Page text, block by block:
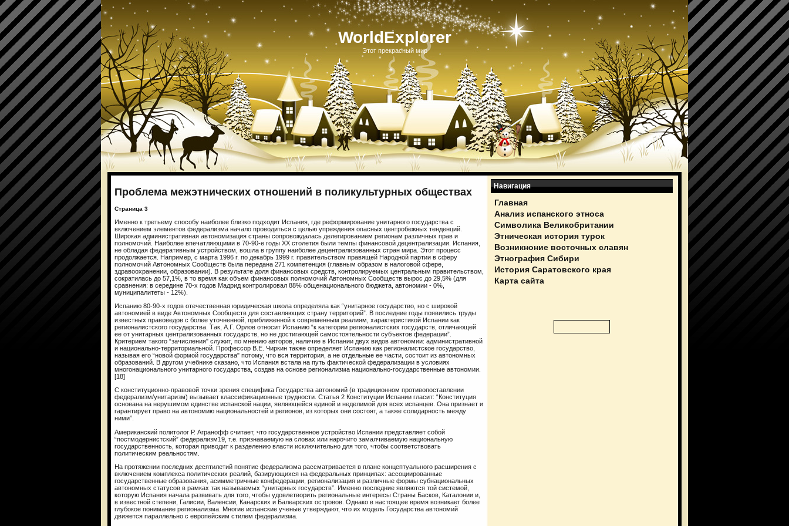
WorldExplorer
Этот прекрасный мир
Навигация
Главная
Анализ испанского этноса
Символика Великобритании
Этническая история турок
Возникноние восточных славян
Этнография Сибири
История Саратовского края
Карта сайта
Проблема межэтнических отношений в поликультурных обществах
Страница 3
Именно к третьему способу наиболее близко подходит Испания, где реформирование унитарного государства с
включением элементов федерализма начало проводиться с целью упреждения опасных центробежных тенденций.
Широкая административная автономизация страны сопровождалась делегированием регионам различных прав и
полномочий. Наиболее впечатляющими в 70-90-е годы ХХ столетия были темпы финансовой децентрализации. Испания,
не обладая федеративным устройством, вошла в группу наиболее децентрализованных стран мира. Этот процесс
продолжается. Например, с марта 1996 г. по декабрь 1999 г. правительством правящей Народной партии в сферу
полномочий Автономных Сообществ была передана 271 компетенция (главным образом в налоговой сфере,
здравоохранении, образовании). В результате доля финансовых средств, контролируемых центральным правительством,
сократилась до 57,1%, в то время как объем финансовых полномочий Автономных Сообществ вырос до 29,5% (для
сравнения: в середине 70-х годов Мадрид контролировал 88% общенационального бюджета, автономии - 0%,
муниципалитеты - 12%).
Испанию 80-90-х годов отечественная юридическая школа определяла как “унитарное государство, но с широкой
автономией в виде Автономных Сообществ для составляющих страну территорий”. В последние годы появились труды
известных правоведов с более уточненной, приближенной к современным реалиям, характеристикой Испании как
регионалистского государства. Так, А.Г. Орлов относит Испанию “к категории регионалистских государств, отличающей
ее от унитарных централизованных государств, но не достигающей самостоятельности субъектов федерации”.
Критерием такого “зачисления" служит, по мнению авторов, наличие в Испании двух видов автономии: административной
и национально-территориальной. Профессор В.Е. Чиркин также определяет Испанию как регионалистское государство,
называя его “новой формой государства" потому, что вся территория, а не отдельные ее части, состоит из автономных
образований. В другом учебнике сказано, что Испания встала на путь фактической федерализации в условиях
многонационального унитарного государства, создав на основе регионализма национально-государственные автономии.
[18]
С конституционно-правовой точки зрения специфика Государства автономий (в традиционном противопоставлении
федерализм/унитаризм) вызывает классификационные трудности. Статья 2 Конституции Испании гласит: “Конституция
основана на нерушимом единстве испанской нации, являющейся единой и неделимой для всех испанцев. Она признает и
гарантирует право на автономию национальностей и регионов, из которых они состоят, а также солидарность между
ними”.
Американский политолог Р. Агранофф считает, что государственное устройство Испании представляет собой
“постмодернистский” федерализм19, т.е. признаваемую на словах или нарочито замалчиваемую национальную
государственность, которая приводит к разделению власти исключительно для того, чтобы соответствовать
политическим реальностям.
На протяжении последних десятилетий понятие федерализма рассматривается в плане концептуального расширения с
включением комплекса политических реалий, базирующихся на федеральных принципах: ассоциированные
государственные образования, асимметричные конфедерации, регионализация и различные формы субнациональных
автономных статусов в рамках так называемых “унитарных государств”. Именно последние являются той системой,
которую Испания начала развивать для того, чтобы удовлетворить региональные интересы Страны Басков, Каталонии и,
в известной степени, Галисии, Валенсии, Канарских и Балеарских островов. Однако в настоящее время возникает более
глубокое понимание регионализма. Многие испанские ученые утверждают, что их модель Государства автономий
движется параллельно с европейским стилем федерализма.